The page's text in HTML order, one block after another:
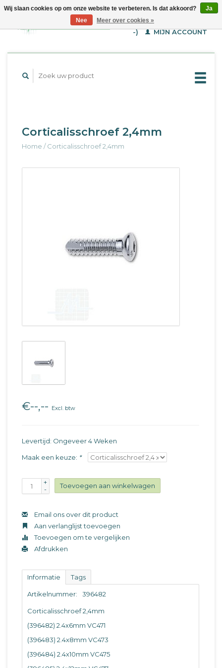
WINKELWAGEN (€--,-
-)
MIJN ACCOUNT
Corticalisschroef 2,4mm
Home /Corticalisschroef 2,4mm
€--,-- Excl. btw
Levertijd: Ongeveer 4 Weken
Maak een keuze: *
+
-
Toevoegen aan winkelwagen
Email ons over dit product
Aan verlanglijst toevoegen
Toevoegen om te vergelijken
Afdrukken
Informatie Tags
Artikelnummer: 396482
Corticalisschroef 2,4mm
(396482) 2.4x6mm VC471
(396483) 2.4x8mm VC473
(396484) 2.4x10mm VC475
Wij slaan cookies op om onze website te verbeteren. Is dat akkoord?
Ja
Nee
Meer over cookies »